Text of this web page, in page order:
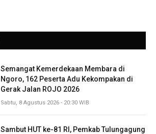
Semangat Kemerdekaan Membara di
Ngoro, 162 Peserta Adu Kekompakan di
Gerak Jalan ROJO 2026
Sabtu, 8 Agustus 2026 - 20:30 WIB
Sambut HUT ke-81 RI, Pemkab Tulungagung